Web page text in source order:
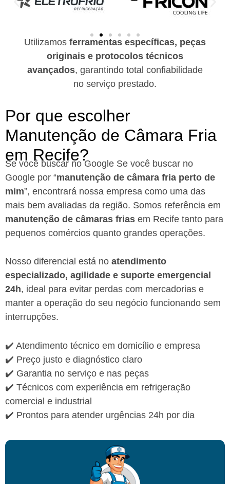
Utilizamos ferramentas específicas, peças
originais e protocolos técnicos
avançados, garantindo total confiabilidade
no serviço prestado.
Por que escolher
Manutenção de Câmara Fria
em Recife?​
Se você buscar no Google Se você buscar no
Google por “manutenção de câmara fria perto de
mim”, encontrará nossa empresa como uma das
mais bem avaliadas da região. Somos referência em
manutenção de câmaras frias em Recife tanto para
pequenos comércios quanto grandes operações.
Nosso diferencial está no atendimento
especializado, agilidade e suporte emergencial
24h, ideal para evitar perdas com mercadorias e
manter a operação do seu negócio funcionando sem
interrupções.
✔️ Atendimento técnico em domicílio e empresa
✔️ Preço justo e diagnóstico claro
✔️ Garantia no serviço e nas peças
✔️ Técnicos com experiência em refrigeração
comercial e industrial
✔️ Prontos para atender urgências 24h por dia